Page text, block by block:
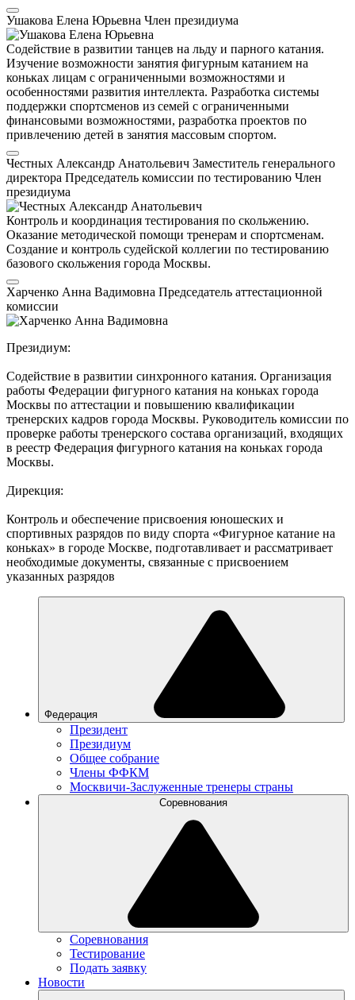
Ушакова Елена Юрьевна Член президиума
Содействие в развитии танцев на льду и парного катания.
Изучение возможности занятия фигурным катанием на
коньках лицам с ограниченными возможностями и
особенностями развития интеллекта. Разработка системы
поддержки спортсменов из семей с ограниченными
финансовыми возможностями, разработка проектов по
привлечению детей в занятия массовым спортом.
Честных Александр Анатольевич Заместитель генерального
директора Председатель комиссии по тестированию Член
президиума
Контроль и координация тестирования по скольжению.
Оказание методической помощи тренерам и спортсменам.
Создание и контроль судейской коллегии по тестированию
базового скольжения города Москвы.
Харченко Анна Вадимовна Председатель аттестационной
комиссии
Президиум:
Содействие в развитии синхронного катания. Организация
работы Федерации фигурного катания на коньках города
Москвы по аттестации и повышению квалификации
тренерских кадров города Москвы. Руководитель комиссии по
проверке работы тренерского состава организаций, входящих
в реестр Федерация фигурного катания на коньках города
Москвы.
Дирекция:
Контроль и обеспечение присвоения юношеских и
спортивных разрядов по виду спорта «Фигурное катание на
коньках» в городе Москве, подготавливает и рассматривает
необходимые документы, связанные с присвоением
указанных разрядов
Федерация
Президент
Президиум
Общее собрание
Члены ФФКМ
Москвичи-Заслуженные тренеры страны
Соревнования
Соревнования
Тестирование
Подать заявку
Новости